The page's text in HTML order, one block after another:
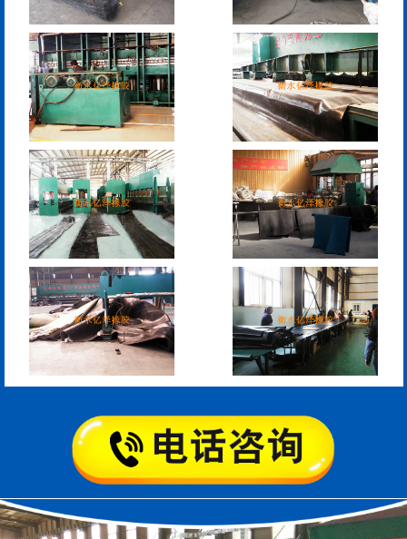
RG型桥梁伸缩缝
D40、60、80型桥梁伸
缩缝
模数式160、240、320伸
缩缝
SF梳型伸缩缝
L型桥梁伸缩缝 Z型桥梁伸缩缝
板式橡胶伸缩缝 C型桥梁伸缩缝